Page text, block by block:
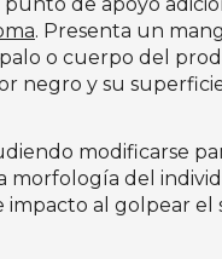
. Presenta un
o cuerpo del
y su
modificarse
del
al golpear